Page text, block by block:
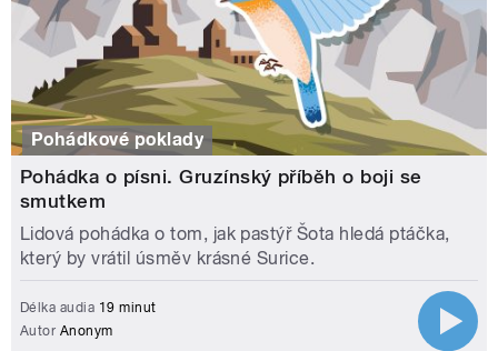
Pohádkové poklady
Pohádka o písni. Gruzínský příběh o boji se
smutkem
Lidová pohádka o tom, jak pastýř Šota hledá ptáčka,
který by vrátil úsměv krásné Surice.
Délka audia 19 minut
Autor Anonym